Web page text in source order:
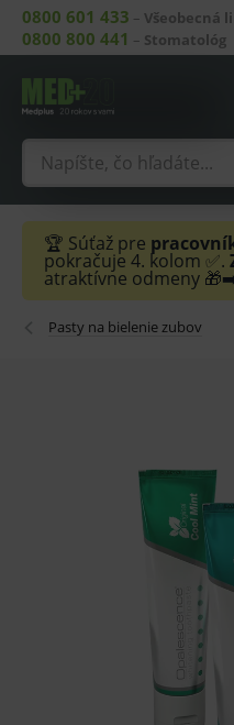
0800 601 433 – Všeobecná
0800 800 441 – Stomatológ
🏆 Súťaž pre
pokračuje 4. kolom ✅.
atraktívne odmeny
Pasty na bielenie zubov